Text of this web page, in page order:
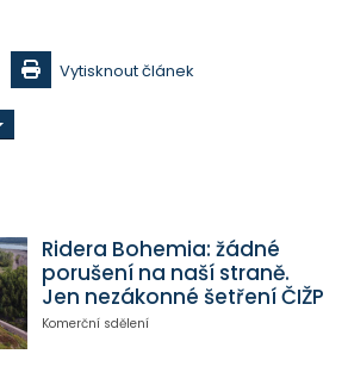
Vytisknout článek
Ridera Bohemia: žádné
porušení na naší straně.
Jen nezákonné šetření ČIŽP
Komerční sdělení